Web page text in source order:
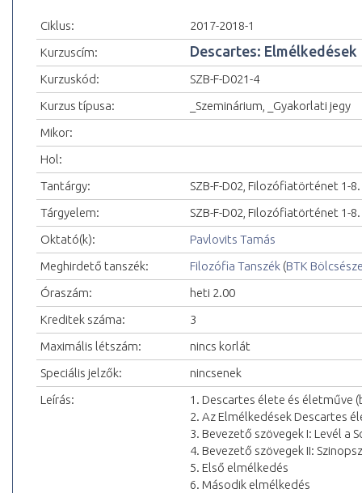
Ciklus:
2017-2018-1
Kurzuscím:
Descartes: Elmélkedések
Kurzuskód:
SZB-F-D021-4
Kurzus típusa:
_Szeminárium, _Gyakorlati jegy
Mikor:
Hol:
Tantárgy:
SZB-F-D02, Filozófiatörténet 1-8.
Tárgyelem:
SZB-F-D02, Filozófiatörténet 1-8.
Oktató(k):
Pavlovits Tamás
Meghirdető tanszék:
Filozófia Tanszék (BTK
Óraszám:
heti 2.00
Kreditek száma:
3
Maximális létszám:
nincs korlát
Speciális jelzők:
nincsenek
Leírás:
1. Descartes élete és életműve
2. Az Elmélkedések Descartes
3. Bevezető szövegek I: Levél a
4. Bevezető szövegek II:
5. Első elmélkedés
6. Második elmélkedés